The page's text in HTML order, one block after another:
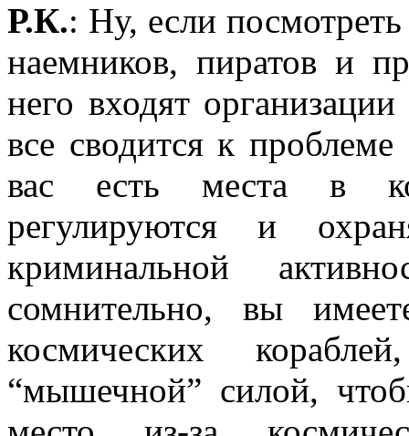
Р.К.: Ну, если
наемников, пиратов и
него входят
все сводится к
вас есть места в
регулируются и
криминальной
сомнительно, вы
космических
“мышечной” силой,